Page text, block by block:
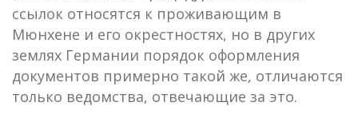
ссылок относятся к проживающим в
Мюнхене и его окрестностях, но в других
землях Германии порядок оформления
документов примерно такой же, отличаются
только ведомства, отвечающие за это.